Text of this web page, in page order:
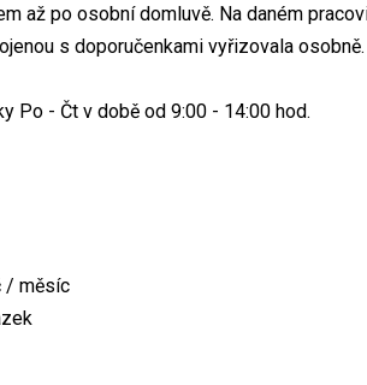
až po osobní domluvě. Na daném
s doporučenkami vyřizovala osobně.
Po - Čt v době od 9:00 - 14:00 hod.
/ měsíc